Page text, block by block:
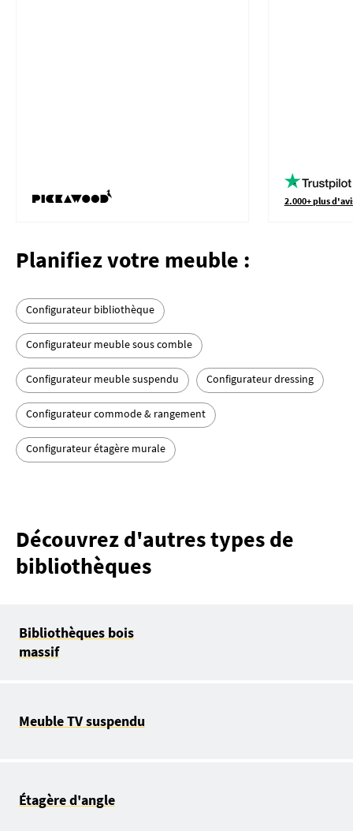
2.000+ plus
Planifiez votre meuble :
Configurateur bibliothèque
Configurateur meuble sous comble
Configurateur meuble suspendu Configurateur dressing
Configurateur commode & rangement
Configurateur étagère murale
Découvrez d'autres types de
bibliothèques
Bibliothèques bois
massif
Meuble TV suspendu
Étagère d'angle